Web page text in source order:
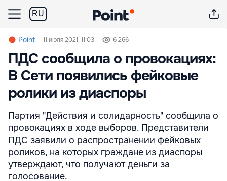
RU
Point 11 июля 2021, 11:03 6 266
ПДС сообщила о провокациях:
В Сети появились фейковые
ролики из диаспоры
Партия "Действия и солидарность" сообщила о
провокациях в ходе выборов. Представители
ПДС заявили о распространении фейковых
роликов, на которых граждане из диаспоры
утверждают, что получают деньги за
голосование.